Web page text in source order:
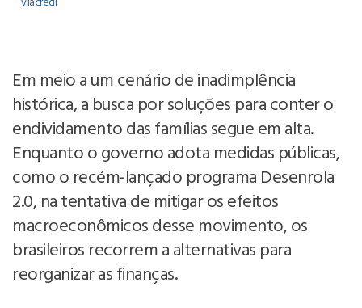
Em meio a um cenário de inadimplência
histórica, a busca por soluções para conter o
endividamento das famílias segue em alta.
Enquanto o governo adota medidas públicas,
como o recém-lançado programa Desenrola
2.0, na tentativa de mitigar os efeitos
macroeconômicos desse movimento, os
brasileiros recorrem a alternativas para
reorganizar as finanças.